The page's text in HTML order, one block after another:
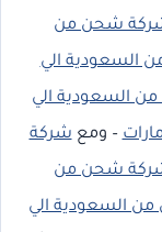
شحن من
السعودية الي
السعودية الي
– ومعشركة
شحن من
السعودية الي